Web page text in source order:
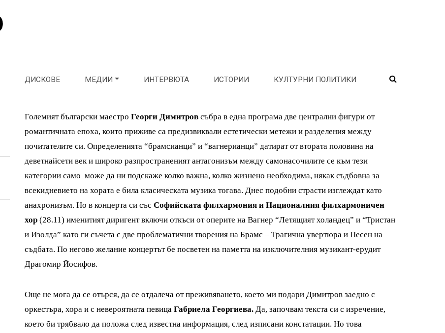
ДИСКОВЕ МЕДИИ ИНТЕРВЮТА ИСТОРИИ КУЛТУРНИ ПОЛИТИКИ
Големият български маестроГеорги Димитров събра в една програма две централни фигури от
романтичната епоха, които приживе са предизвиквали естетически метежи и разделения между
почитателите си. Определенията “брамсианци” и “вагнерианци” датират от втората половина на
деветнайсети век и широко разпространеният антагонизъм между самонасочилите се към тези
категории само може да ни подскаже колко важна, колко жизнено необходима, някак съдбовна за
всекидневието на хората е била класическата музика тогава. Днес подобни страсти изглеждат като
анахронизъм. Но в концерта си съсСофийската филхармония и Националния филхармоничен
хор(28.11) именитият диригент включи откъси от оперите на Вагнер “Летящият холандец” и “Тристан
и Изолда” като ги съчета с две проблематични творения на Брамс – Трагична увертюра и Песен на
съдбата. По негово желание концертът бе посветен на паметта на изключителния музикант-ерудит
Драгомир Йосифов.
Още не мога да се отърся, да се отдалеча от преживяването, което ми подари Димитров заедно с
оркестъра, хора и с невероятната певицаГабриела Георгиева. Да, започвам текста си с изречение,
което би трябвало да положа след известна информация, след изписани констатации. Но това